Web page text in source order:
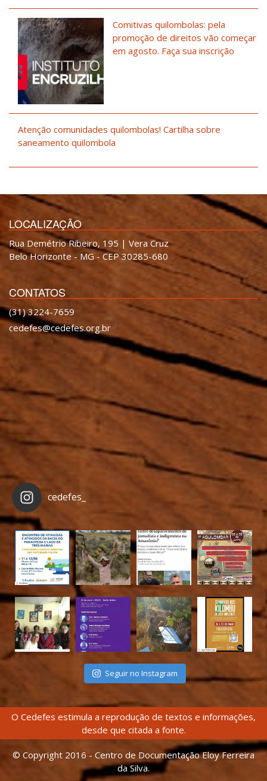
Comitivas quilombolas: pela
promoção de direitos vão começar
em agosto. Faça sua inscrição
Atenção comunidades quilombolas! Cartilha sobre
saneamento quilombola
LOCALIZAÇÃO
Rua Demétrio Ribeiro, 195 | Vera Cruz
Belo Horizonte - MG - CEP 30285-680
CONTATOS
(31) 3224-7659
cedefes@cedefes.org.br
cedefes_
Seguir no Instagram
O Cedefes estimula a reprodução de textos e informações,
desde que citada a fonte.
© Copyright 2016 - Centro de Documentação Eloy Ferreira
da Silva.